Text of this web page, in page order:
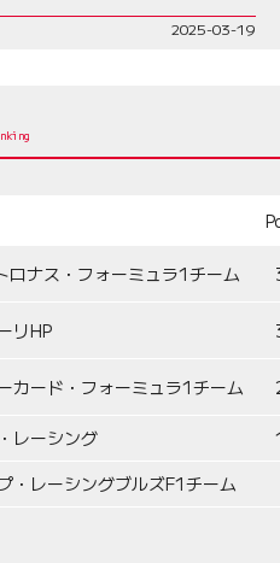
2025-03-19
ロナス・フォーミュラ1チーム
リHP
カード・フォーミュラ1チーム
レーシング
・レーシングブルズF1チーム